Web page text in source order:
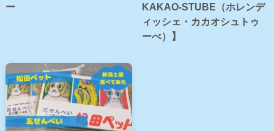
ー
KAKAO-STUBE（ホレンデ
ィッシェ・カカオシュトゥ
ーべ）】